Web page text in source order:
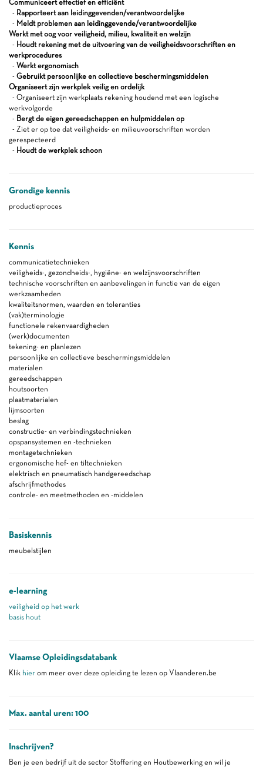
Communiceert effectief en efficiënt
- Rapporteert aan leidinggevenden/verantwoordelijke
- Meldt problemen aan leidinggevende/verantwoordelijke
Werkt met oog voor veiligheid, milieu, kwaliteit en welzijn
- Houdt rekening met de uitvoering van de veiligheidsvoorschriften en
werkprocedures
- Werkt ergonomisch
- Gebruikt persoonlijke en collectieve beschermingsmiddelen
Organiseert zijn werkplek veilig en ordelijk
- Organiseert zijn werkplaats rekening houdend met een logische
werkvolgorde
- Bergt de eigen gereedschappen en hulpmiddelen op
- Ziet er op toe dat veiligheids- en milieuvoorschriften worden
gerespecteerd
- Houdt de werkplek schoon
Grondige kennis
productieproces
Kennis
communicatietechnieken
veiligheids-, gezondheids-, hygiëne- en welzijnsvoorschriften
technische voorschriften en aanbevelingen in functie van de eigen
werkzaamheden
kwaliteitsnormen, waarden en toleranties
(vak)terminologie
functionele rekenvaardigheden
(werk)documenten
tekening- en planlezen
persoonlijke en collectieve beschermingsmiddelen
materialen
gereedschappen
houtsoorten
plaatmaterialen
lijmsoorten
beslag
constructie- en verbindingstechnieken
opspansystemen en -technieken
montagetechnieken
ergonomische hef- en tiltechnieken
elektrisch en pneumatisch handgereedschap
afschrijfmethodes
controle- en meetmethoden en -middelen
Basiskennis
meubelstijlen
e-learning
veiligheid op het werk
basis hout
Vlaamse Opleidingsdatabank
Klik hier om meer over deze opleiding te lezen op Vlaanderen.be
Max. aantal uren: 100
Inschrijven?
Ben je een bedrijf uit de sector Stoffering en Houtbewerking en wil je